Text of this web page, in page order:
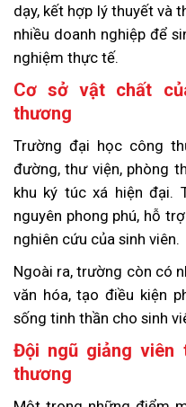
dạy, kết hợp lý thuyết và
nhiều doanh nghiệp để
nghiệm thực tế.
Cơ sở vật chất
thương
Trường đại học công
đường, thư viện, phòng
khu ký túc xá hiện đại.
nguyên phong phú, hỗ
nghiên cứu của sinh viên.
Ngoài ra, trường còn có
văn hóa, tạo điều kiện
sống tinh thần cho sinh
Đội ngũ giảng viên
thương